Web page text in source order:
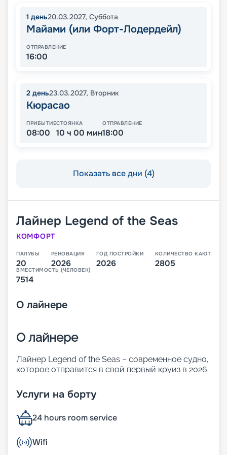
1 день20.03.2027, Суббота
Майами (или Форт-Лодердейл)
ОТПРАВЛЕНИЕ
16:00
2 день23.03.2027, Вторник
Кюрасао
ПРИБЫТИЕ
08:00
СТОЯНКА
10 ч 00 мин
ОТПРАВЛЕНИЕ
18:00
Показать все дни (4)
Лайнер Legend of the Seas
КОМФОРТ
ПАЛУБЫ
20
РЕНОВАЦИЯ
2026
ГОД ПОСТРОЙКИ
2026
КОЛИЧЕСТВО КАЮТ
2805
ВМЕСТИМОСТЬ (ЧЕЛОВЕК)
7514
О лайнере
О лайнере
Лайнер Legend of the Seas – современное судно,
которое отправится в свой первый круиз в 2026
превышает по размерам и показателям
комфорта корабли Oasis. 20 палуб лайнера
готовы предложить огромное количество
ресторанов и баров, развлечений для взрослых
классов.
В 2026 году лайнер отправится в свои первые
Услуги на борту
24 hours room service
Wifi